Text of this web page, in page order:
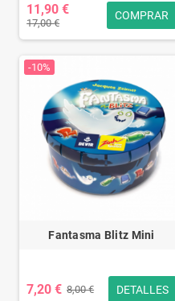
11,90 €
17,00 €
COMPRAR
-10%
Fantasma Blitz Mini
7,20 € 8,00 € DETALLES